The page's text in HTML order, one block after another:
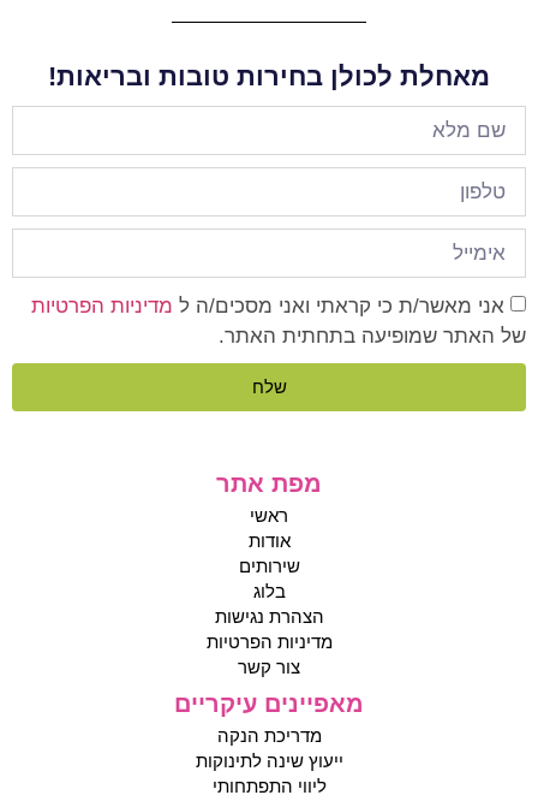
מאחלת לכולן בחירות טובות ובריאות!
אני מאשר/ת כי קראתי ואני מסכים/ה ל מדיניות הפרטיות
של האתר שמופיעה בתחתית האתר.
שלח
מפת אתר
ראשי
אודות
שירותים
בלוג
הצהרת נגישות
מדיניות הפרטיות
צור קשר
מאפיינים עיקריים
מדריכת הנקה
ייעוץ שינה לתינוקות
ליווי התפתחותי